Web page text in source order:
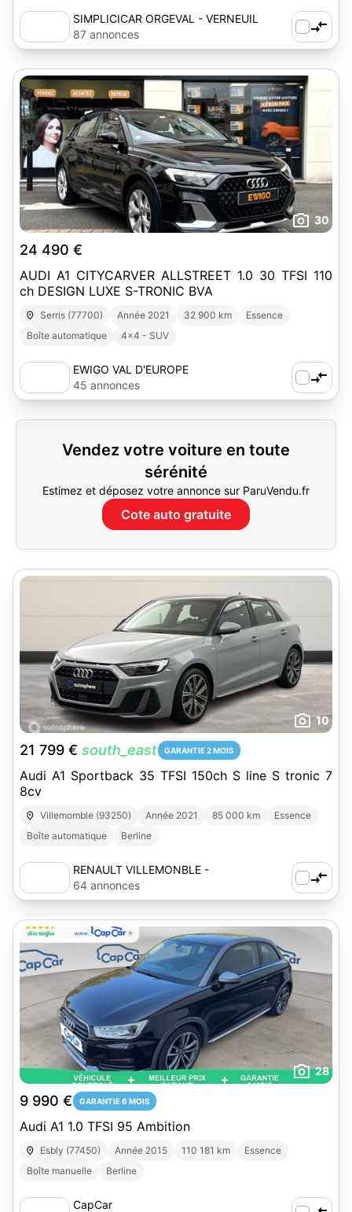
SIMPLICICAR ORGEVAL - VERNEUIL
87 annonces
30
24 490 €
AUDI A1 CITYCARVER ALLSTREET 1.0 30 TFSI 110
ch DESIGN LUXE S-TRONIC BVA
Serris (77700) Année 2021 32 900 km
Essence
Boîte automatique
4x4 - SUV
EWIGO VAL D'EUROPE
45 annonces
Vendez votre voiture en toute
sérénité
Estimez et déposez votre annonce sur ParuVendu.fr
Cote auto gratuite
10
21 799 € south_east GARANTIE 2 MOIS
Audi A1 Sportback 35 TFSI 150ch S line S tronic 7
8cv
Villemomble (93250) Année 2021 85 000 km
Essence
Boîte automatique
Berline
RENAULT VILLEMONBLE -
AUTOSPHERE
64 annonces
28
9 990 € GARANTIE 6 MOIS
Audi A1 1.0 TFSI 95 Ambition
Esbly (77450) Année 2015 110 181 km
Essence
Boîte manuelle
Berline
CapCar